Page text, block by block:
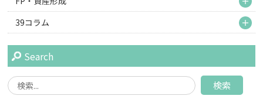
39コラム
Search